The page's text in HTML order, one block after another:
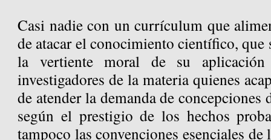
Casi nadie con un currículum que
de atacar el conocimiento científico, que
la vertiente moral de su
investigadores de la materia quienes
de atender la demanda de
según el prestigio de los hechos
tampoco las convenciones esenciales de